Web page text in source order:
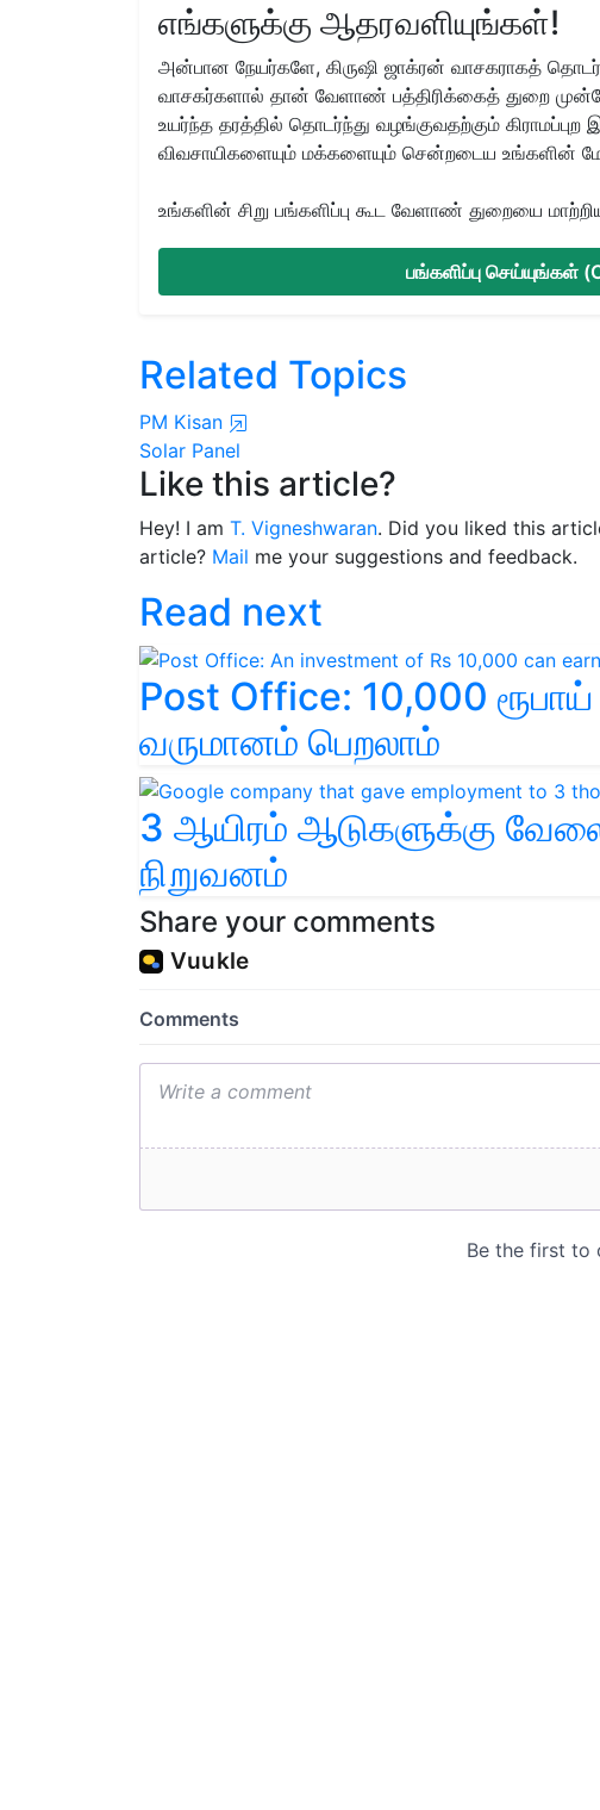
எங்களுக்கு ஆதரவளியுங்கள்!
அன்பான நேயர்களே, கிருஷி ஜாக்ரன் வாசகராகத்
வாசகர்களால் தான் வேளாண் பத்திரிக்கைத் துறை
உயர்ந்த தரத்தில் தொடர்ந்து வழங்குவதற்கும்
விவசாயிகளையும் மக்களையும் சென்றடைய உங்களின்
உங்களின் சிறு பங்களிப்பு கூட வேளாண் துறையை
பங்களிப்பு செய்யுங்கள்
Related Topics
PM Kisan
Solar Panel
Like this article?
Hey! I am T. Vigneshwaran. Did you liked this
article? Mail me your suggestions and feedback.
Read next
Post Office: 10,000 ரூபாய்
வருமானம் பெறலாம்
3 ஆயிரம் ஆடுகளுக்கு
நிறுவனம்
Share your comments